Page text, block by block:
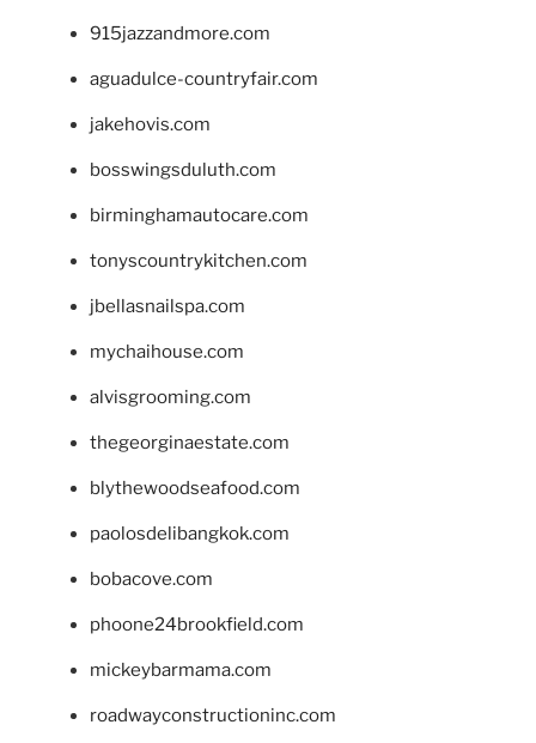
915jazzandmore.com
aguadulce-countryfair.com
jakehovis.com
bosswingsduluth.com
birminghamautocare.com
tonyscountrykitchen.com
jbellasnailspa.com
mychaihouse.com
alvisgrooming.com
thegeorginaestate.com
blythewoodseafood.com
paolosdelibangkok.com
bobacove.com
phoone24brookfield.com
mickeybarmama.com
roadwayconstructioninc.com